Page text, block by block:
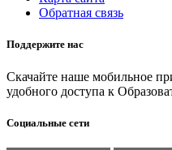
Обратная связь
Поддержите нас
Скачайте наше мобильное
удобного доступа к
Социальные сети